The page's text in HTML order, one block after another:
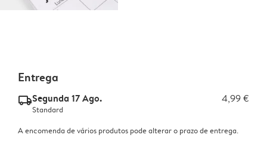
Entrega
delivery_standard_v2Segunda 17 Ago. 4,99 €
Standard
A encomenda de vários produtos pode alterar o prazo de entrega.